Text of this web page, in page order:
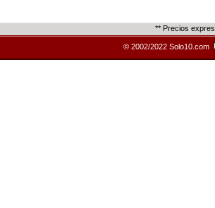
** Precios
© 2002/2022 Solo10.com